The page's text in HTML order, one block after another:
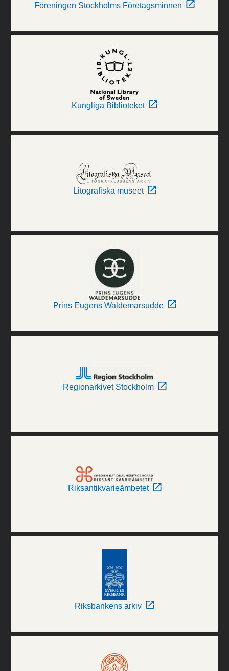
Föreningen Stockholms Företagsminnen
Kungliga Biblioteket
Litografiska museet
Prins Eugens Waldemarsudde
Regionarkivet Stockholm
Riksantikvarieämbetet
Riksbankens arkiv